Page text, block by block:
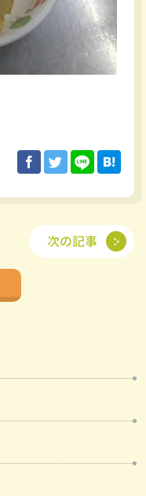
次の記事